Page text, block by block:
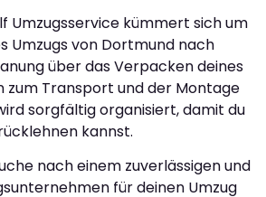
Umzugsservice kümmert sich um
Umzugs von Dortmund nach
über das Verpacken deines
zum Transport und der Montage
sorgfältig organisiert, damit du
kannst.
nach einem zuverlässigen und
für deinen Umzug